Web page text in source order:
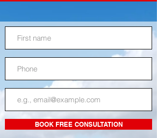
BOOK FREE CONSULTATION